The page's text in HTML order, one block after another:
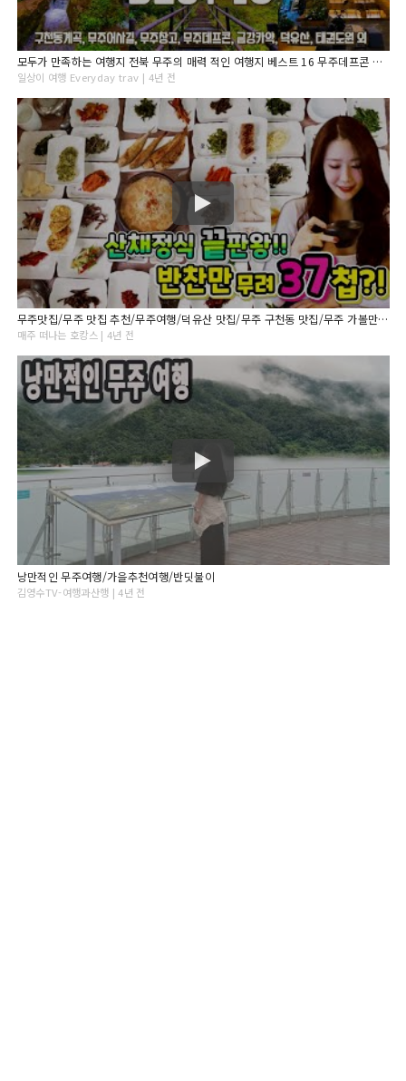
모두가 만족하는 여행지 전북 무주의 매력 적인 여행지 베스트 16 무주데프콘 무주패러글라이딩 카약체험 덕유산곤돌라 구천동어사길 전북제사1970 무주창고 태권도원 무주와인동굴 외
일상이 여행 Everyday trav | 4년 전
무주맛집/무주 맛집 추천/무주여행/덕유산 맛집/무주 구천동 맛집/무주 가볼만한 곳/무주 브이로그/전북 무주여행/전북 무주맛집/산채정식 맛집/무주 핫플/1박2일 무주/별미가든
매주 떠나는 호캉스 | 4년 전
낭만적인 무주여행/가을추천여행/반딧불이
김영수TV-여행과산행 | 4년 전